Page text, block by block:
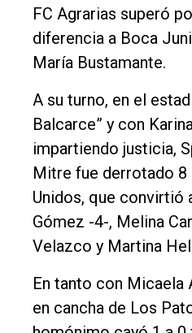
FC Agrarias superó
diferencia a Boca
María Bustamante.
A su turno, en el
Balcarce” y con
impartiendo justicia,
Mitre fue derrotado 8
Unidos, que convirtió
Gómez -4-, Melina
Velazco y Martina
En tanto con Micaela
en cancha de Los